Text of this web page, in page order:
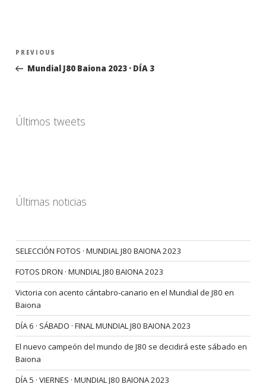
Navegación
entradas
Previous
Post
PREVIOUS
Mundial J80 Baiona 2023 · DÍA 3
Últimos tweets
Últimas noticias
SELECCIÓN FOTOS · MUNDIAL J80 BAIONA 2023
FOTOS DRON · MUNDIAL J80 BAIONA 2023
Victoria con acento cántabro-canario en el Mundial de J80 en
Baiona
DÍA 6 · SÁBADO · FINAL MUNDIAL J80 BAIONA 2023
El nuevo campeón del mundo de J80 se decidirá este sábado en
Baiona
DÍA 5 · VIERNES · MUNDIAL J80 BAIONA 2023